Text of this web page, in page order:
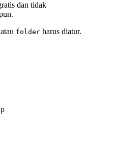
dan tidak
atau folder harus diatur.